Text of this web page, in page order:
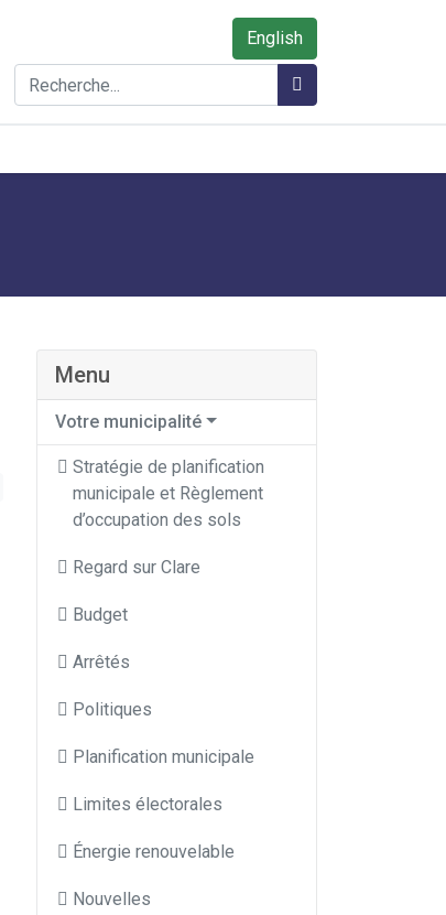
English
Rechercher
Menu
Votre municipalité
Stratégie de planification
municipale et Règlement
d’occupation des sols
Regard sur Clare
Budget
Arrêtés
Politiques
Planification municipale
Limites électorales
Énergie renouvelable
Nouvelles